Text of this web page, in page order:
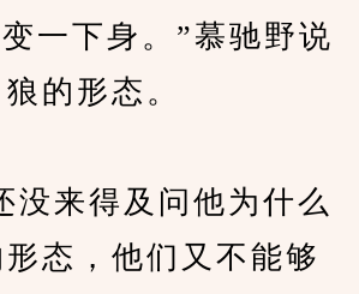
下身。”慕驰野说
的形态。
得及问他为什么
态，他们又不能够